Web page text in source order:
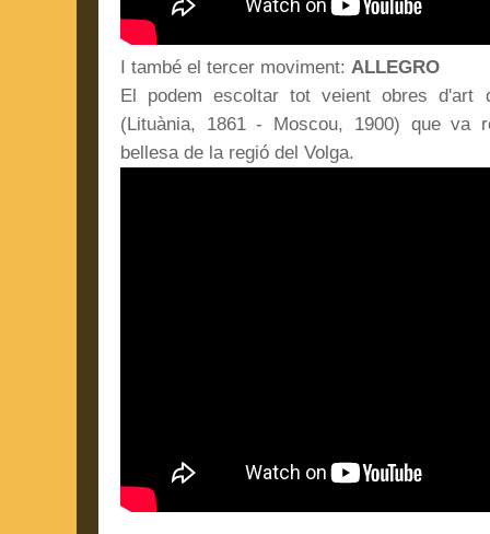
I també el tercer moviment: ALLEGRO
El podem escoltar tot veient obres d'art
(Lituània, 1861 - Moscou, 1900) que va
bellesa de la regió del Volga.